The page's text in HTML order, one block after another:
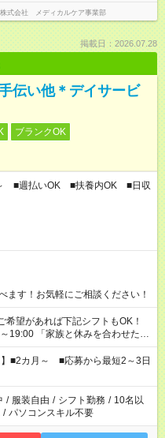
株式会社 メディカルケア事業部
掲載日：2026.07.28
伝い他＊デイサービ
ブランクOK
■週払いOK ■扶養内OK ■日収
す！お気軽にご相談ください！
を合わせた
がしたい」 「できれば残業はし
さいね。 ※Wワーク希望
る勤務時間と、もう1つのお仕事
を超える場合は応募できません。
】■2カ月～ ■応募から最短2～3日
/ 服装自由 / シフト勤務 / 10名以
/ パソコンスキル不要